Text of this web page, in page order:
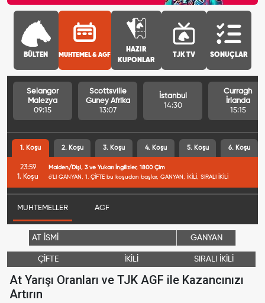
BÜLTEN MUHTEMEL & AGF
HAZIR
KUPONLAR
TJK TV SONUÇLAR
Selangor
Malezya
09:15
Scottsville
Guney Afrika
13:07
İstanbul
14:30
Curragh
İrlanda
15:15
1. Koşu 2. Koşu 3. Koşu 4. Koşu 5. Koşu 6. Koşu
23:59
1. Koşu
Maiden/Dişi, 3 ve Yukarı İngilizler, 1800 Çim
6'LI GANYAN, 1. ÇİFTE bu koşudan başlar, GANYAN, İKİLİ, SIRALI İKİLİ
MUHTEMELLER AGF
AT İSMİ GANYAN
ÇİFTE İKİLİ SIRALI İKİLİ
At Yarışı Oranları ve TJK AGF ile Kazancınızı
Artırın